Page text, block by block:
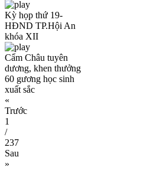
Kỳ họp thứ 19-
HĐND TP.Hội An
khóa XII
Cẩm Châu tuyên
dương, khen thưởng
60 gương học sinh
xuất sắc
«
Trước
1
/
237
Sau
»